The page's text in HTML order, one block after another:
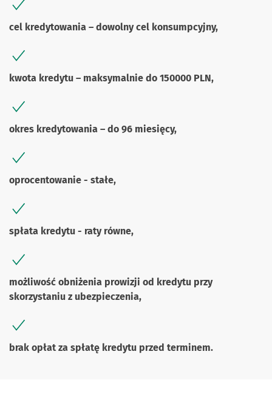
cel kredytowania – dowolny cel konsumpcyjny,
kwota kredytu – maksymalnie do 150000 PLN,
okres kredytowania – do 96 miesięcy,
oprocentowanie - stałe,
spłata kredytu - raty równe,
możliwość obniżenia prowizji od kredytu przy
skorzystaniu z ubezpieczenia,
brak opłat za spłatę kredytu przed terminem.